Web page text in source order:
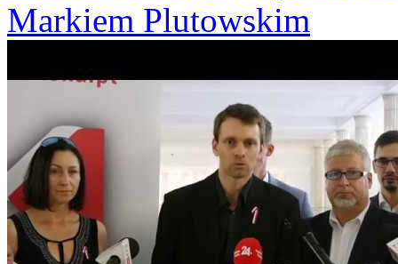
Markiem Plutowskim